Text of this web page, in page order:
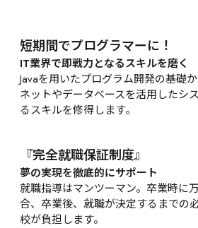
短期間でプログラマーに！
IT業界で即戦力となるスキルを磨く
Javaを用いたプログラム開発の基礎
ネットやデータベースを活用したシ
るスキルを修得します。
『完全就職保証制度』
夢の実現を徹底的にサポート
就職指導はマンツーマン。卒業時に
合、卒業後、就職が決定するまでの
校が負担します。